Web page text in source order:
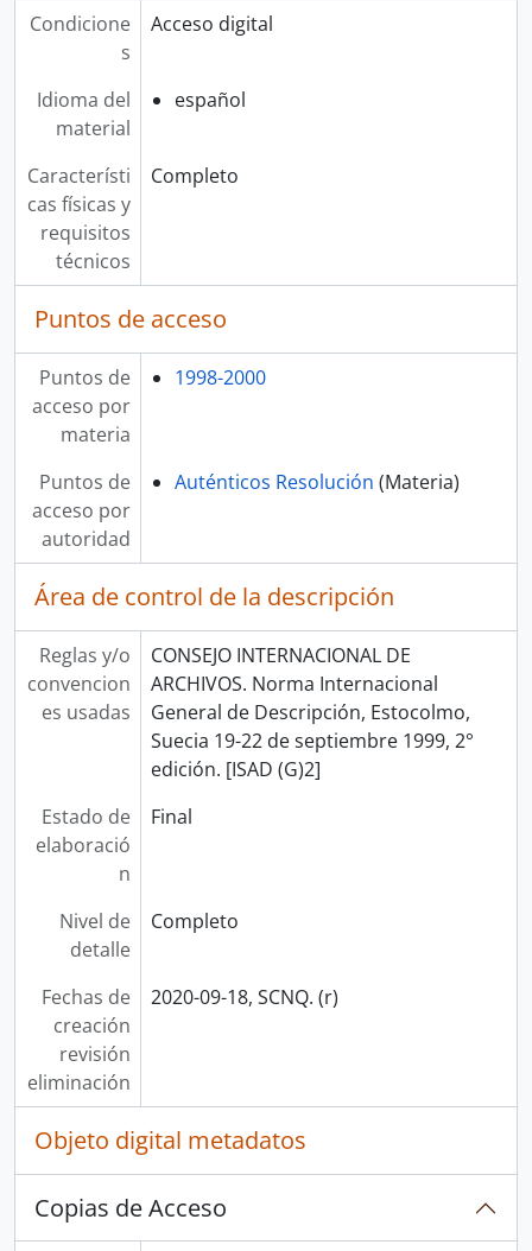
Condicione
s
Acceso digital
Idioma del
material
español
Característi
cas físicas y
requisitos
técnicos
Completo
Puntos de acceso
Puntos de
acceso por
materia
1998-2000
Puntos de
acceso por
autoridad
Auténticos Resolución (Materia)
Área de control de la descripción
Reglas y/o
convencion
es usadas
CONSEJO INTERNACIONAL DE
ARCHIVOS. Norma Internacional
General de Descripción, Estocolmo,
Suecia 19-22 de septiembre 1999, 2°
edición. [ISAD (G)2]
Estado de
elaboració
n
Final
Nivel de
detalle
Completo
Fechas de
creación
revisión
eliminación
2020-09-18, SCNQ. (r)
Objeto digital metadatos
Copias de Acceso